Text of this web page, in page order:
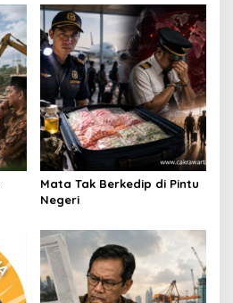
Mata Tak Berkedip di Pintu
Negeri